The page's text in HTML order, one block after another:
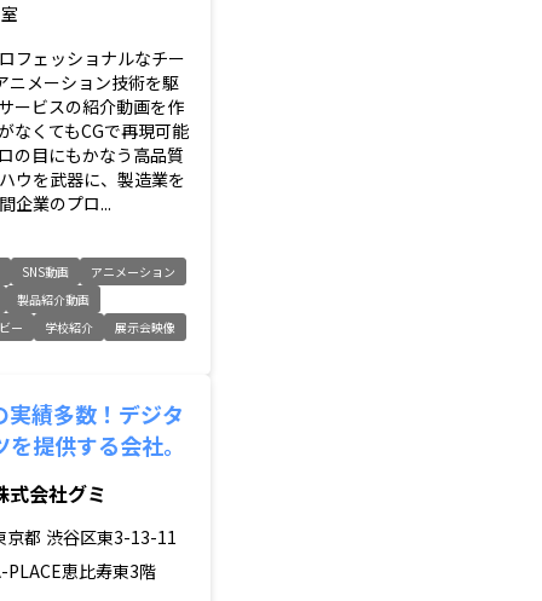
フェッショナルなチー
ニメーション技術を駆
ービスの紹介動画を作
なくてもCGで再現可能
の目にもかなう高品質
ウを武器に、製造業を
企業のプロ...
SNS動画
アニメーション
製品紹介動画
ー
学校紹介 展示会映像
実績多数！デジタ
提供する会社。
式会社グミ
京都 渋谷区東3-13-11
PLACE恵比寿東3階